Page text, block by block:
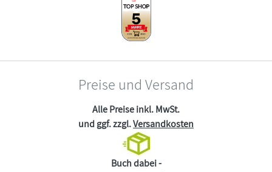
Preise und Versand
Alle Preise inkl. MwSt.
und ggf. zzgl.Versandkosten
Buch dabei -